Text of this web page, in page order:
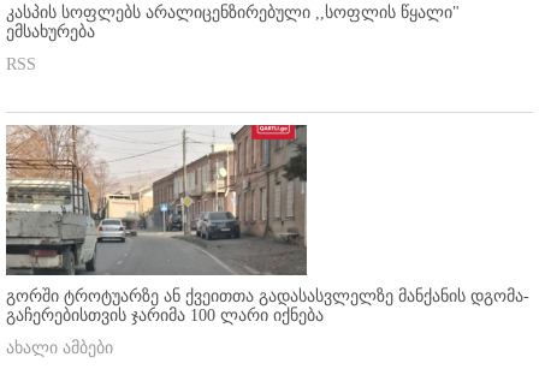
კასპის სოფლებს არალიცენზირებული ,,სოფლის წყალი"
ემსახურება
RSS
გორში ტროტუარზე ან ქვეითთა გადასასვლელზე მანქანის დგომა-
გაჩერებისთვის ჯარიმა 100 ლარი იქნება
ახალი ამბები